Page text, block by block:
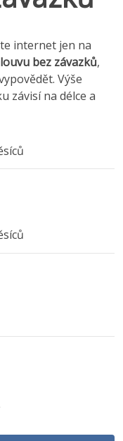
internet jen na
bez závazků,
Výše
závisí na délce a